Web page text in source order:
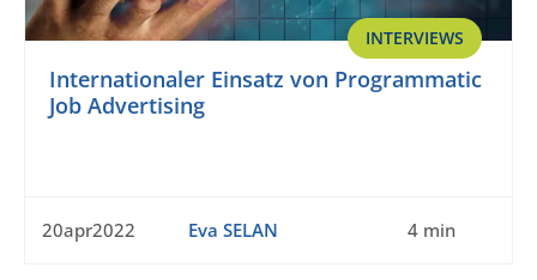
INTERVIEWS
Internationaler Einsatz von Programmatic
Job Advertising
20apr2022 Eva SELAN 4 min